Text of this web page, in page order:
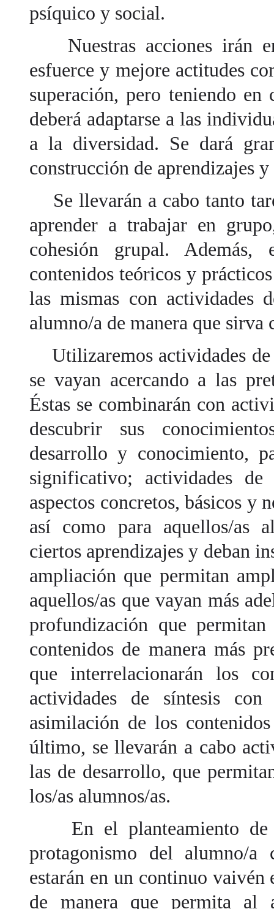
psíquico y social.
Nuestras acciones irán
esfuerce y mejore actitudes
superación, pero teniendo
deberá adaptarse a las
a la diversidad. Se dará
construcción de aprendizajes
Se llevarán a cabo tanto
aprender a trabajar en
cohesión grupal. Además,
contenidos teóricos y
las mismas con actividades
alumno/a de manera que
Utilizaremos actividades de
se vayan acercando a las
Éstas se combinarán con
descubrir sus
desarrollo y conocimiento,
significativo; actividades
aspectos concretos, básicos y
así como para aquellos/as
ciertos aprendizajes y deban
ampliación que permitan
aquellos/as que vayan más
profundización que
contenidos de manera más
que interrelacionarán los
actividades de síntesis
asimilación de los
último, se llevarán a cabo
las de desarrollo, que
los/as alumnos/as.
En el planteamiento de
protagonismo del alumno/a
estarán en un continuo
de manera que permita al